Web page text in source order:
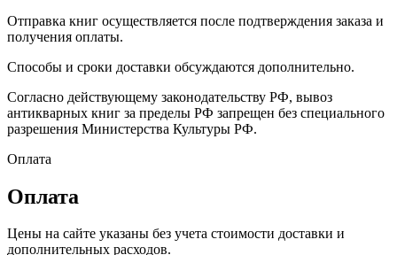
Отправка книг осуществляется после подтверждения заказа и
получения оплаты.
Способы и сроки доставки обсуждаются дополнительно.
Согласно действующему законодательству РФ, вывоз
антикварных книг за пределы РФ запрещен без специального
разрешения Министерства Культуры РФ.
Оплата
Оплата
Цены на сайте указаны без учета стоимости доставки и
дополнительных расходов.